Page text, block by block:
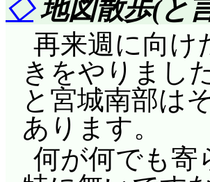
いとして(実
さわちゃん先
プトは……誘
ても耐えられ
目に浮かびま
色を抜け, 心
てハイギアで
◇地図散歩(と
再来週に向け
きをやりまし
と宮城南部は
あります。
何が何でも寄